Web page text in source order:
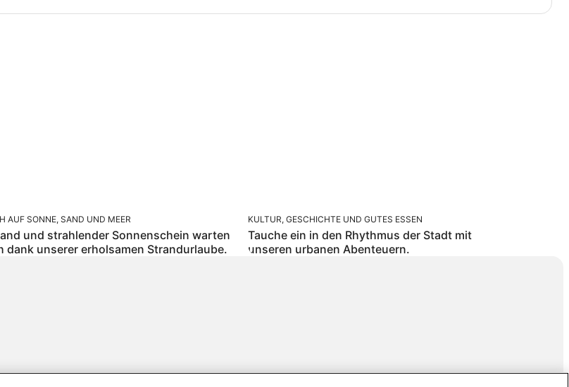
AUF SONNE, SAND UND MEER
und strahlender Sonnenschein warten
dank unserer erholsamen Strandurlaube.
KULTUR, GESCHICHTE UND GUTES ESSEN
Tauche ein in den Rhythmus der Stadt mit
unseren urbanen Abenteuern.